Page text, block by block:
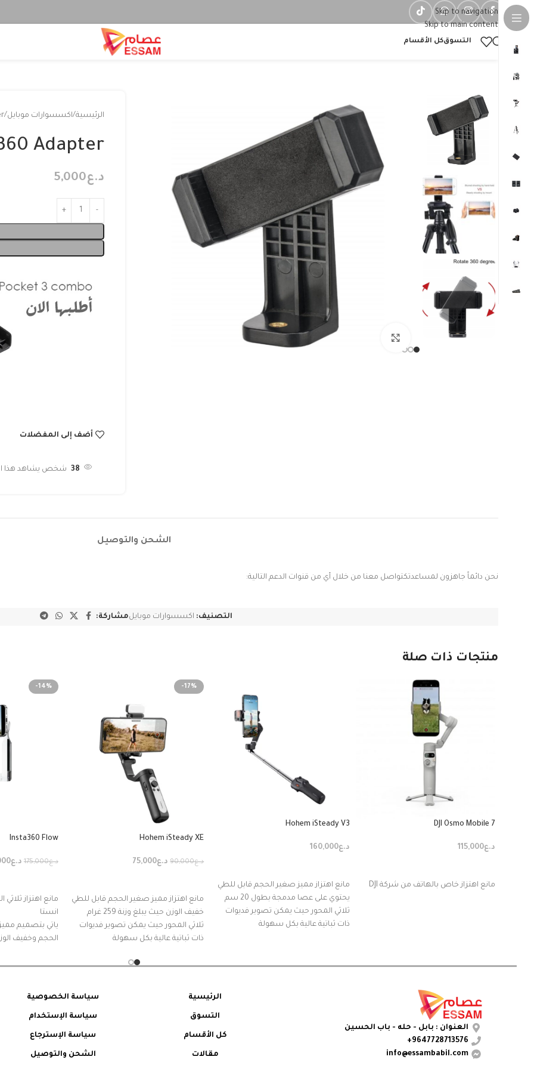
Skip to navigation
Skip to main content
التسوقكل الأقسام
Click to enlarge
الرئيسية اكسسوارات موبايل
Adapter
د.ع5,000
أضف إلى المفضلات
38 شخص يشاهد هذا
الشحن والتوصيل
نحن دائماً جاهزون لمساعدتكتواصل معنا من خلال أي من قنوات الدعم التالية:
التصنيف: اكسسوارات موبايلمشاركة:
منتجات ذات صلة
DJI Osmo Mobile 7
د.ع115,000
مانع اهتزاز خاص بالهاتف من شركة DJI
Hohem iSteady V3
د.ع160,000
مانع اهتزاز مميز صغير الحجم قابل للطي
يحتوي على عصا مدمجة بطول 20 سم
ثلاثي المحور حيث يمكن تصوير فديوات
ذات ثباتية عالية بكل سهولة
يحتوي على عدسة مدعمة بالذكاء
واستعمالها عن بعد يصل الى 10 متر
-17%
Hohem iSteady XE
د.ع90,000 د.ع75,000
مانع اهتزاز مميز صغير الحجم قابل للطي
خفيف الوزن حيث يبلغ وزنة 259 غرام
ثلاثي المحور حيث يمكن تصوير فديوات
ذات ثباتية عالية بكل سهولة
مغناطيسياً والتحكم بها بسهولة
الاستعمال
الاجسام من خلال التطبيق بكل سهولة
-14%
Insta360 Flow
د.ع175,000 د.ع
مانع اهتزاز
انستا
ياتي بتصميم
الحجم وخفيف
يحتوي على
للاشخاص من
العنوان : بابل - حله - باب الحسين
9647728713576+
info@essambabil.com
الرئيسية
التسوق
كل الأقسام
مقالات
سياسة الخصوصية
سياسة الإستخدام
سياسة الإسترجاع
الشحن والتوصيل